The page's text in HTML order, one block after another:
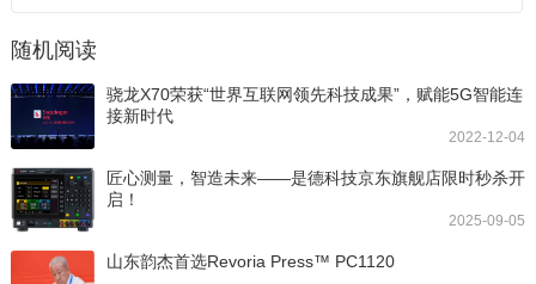
随机阅读
骁龙X70荣获“世界互联网领先科技成果”，赋能5G智能连
接新时代
2022-12-04
匠心测量，智造未来——是德科技京东旗舰店限时秒杀开
启！
2025-09-05
山东韵杰首选Revoria Press™ PC1120